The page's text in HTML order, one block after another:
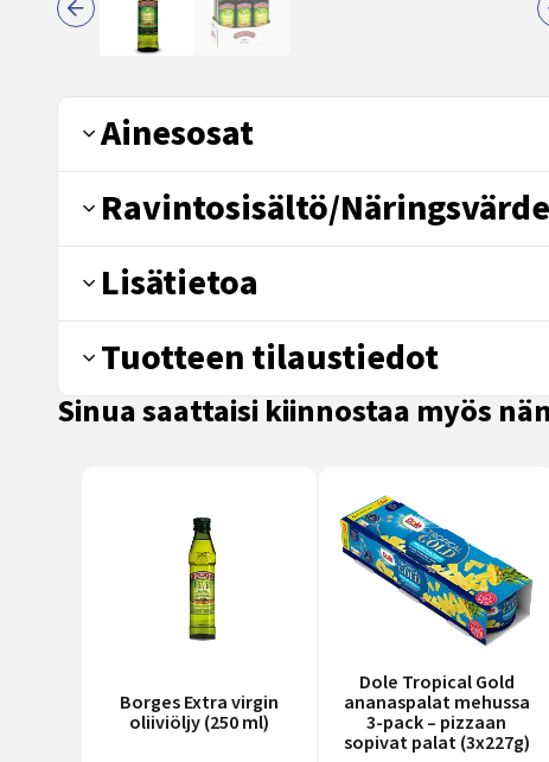
Ainesosat
Ravintosisältö/
Lisätietoa
Tuotteen tilaustiedot
Sinua saattaisi kiinnostaa myös
Borges Extra virgin
oliiviöljy (250 ml)
Dole Tropical Gold
ananaspalat mehussa
3-pack – pizzaan
sopivat palat (3x227g)